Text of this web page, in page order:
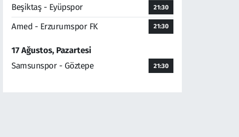
Beşiktaş - Eyüpspor 21:30
Amed - Erzurumspor FK 21:30
17 Ağustos, Pazartesi
Samsunspor - Göztepe
21:30